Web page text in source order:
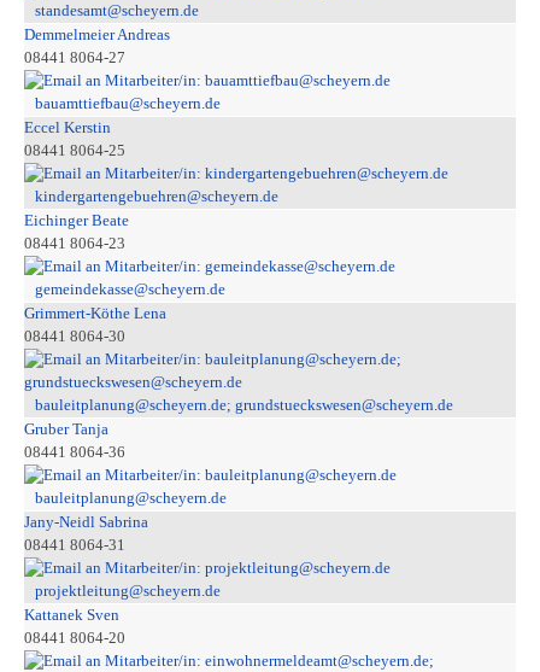
standesamt@scheyern.de
Demmelmeier Andreas
08441 8064-27
bauamttiefbau@scheyern.de
Eccel Kerstin
08441 8064-25
kindergartengebuehren@scheyern.de
Eichinger Beate
08441 8064-23
gemeindekasse@scheyern.de
Grimmert-Köthe Lena
08441 8064-30
bauleitplanung@scheyern.de; grundstueckswesen@scheyern.de
Gruber Tanja
08441 8064-36
bauleitplanung@scheyern.de
Jany-Neidl Sabrina
08441 8064-31
projektleitung@scheyern.de
Kattanek Sven
08441 8064-20